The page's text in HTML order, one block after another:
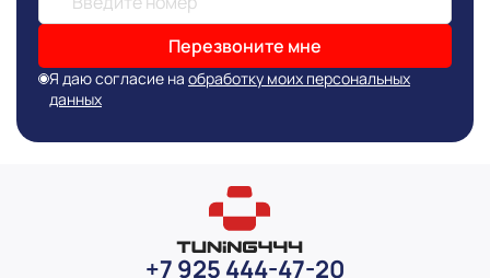
Перезвоните мне
Я даю согласие на обработку моих персональных
данных
+7 925 444-47-20